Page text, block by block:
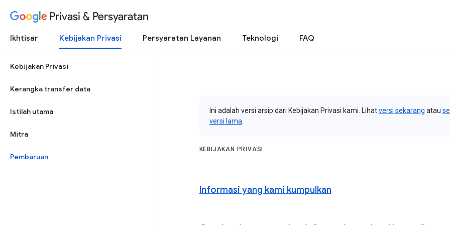
Privasi & Persyaratan
Ikhtisar Kebijakan Privasi Persyaratan Layanan Teknologi FAQ
Kebijakan Privasi
Kerangka transfer data
Istilah utama
Mitra
Pembaruan
Ini adalah versi arsip dari Kebijakan Privasi kami. Lihatversi sekarang atau
versi lama
KEBIJAKAN PRIVASI
Informasi yang kami kumpulkan